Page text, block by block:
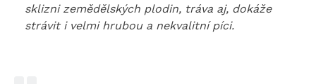
sklizni zemědělských plodin, tráva aj, dokáže
strávit i velmi hrubou a nekvalitní píci.